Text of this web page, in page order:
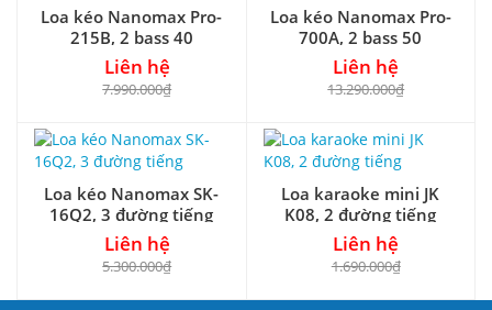
Loa kéo Nanomax Pro-
215B, 2 bass 40
Liên hệ
7.990.000₫
Loa kéo Nanomax Pro-
700A, 2 bass 50
Liên hệ
13.290.000₫
Loa kéo Nanomax SK-
16Q2, 3 đường tiếng
Liên hệ
5.300.000₫
Loa karaoke mini JK
K08, 2 đường tiếng
Liên hệ
1.690.000₫